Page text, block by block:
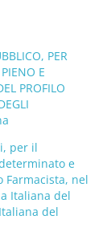
PER
E
PROFILO
per il
e
nel
Italiana del
del